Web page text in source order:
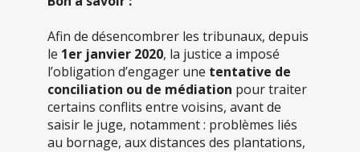
Afin de désencombrer les tribunaux, depuis
le 1er janvier 2020, la justice a imposé
l’obligation d’engager une tentative de
conciliation ou de médiation pour traiter
certains conflits entre voisins, avant de
saisir le juge, notamment : problèmes liés
au bornage, aux distances des plantations,